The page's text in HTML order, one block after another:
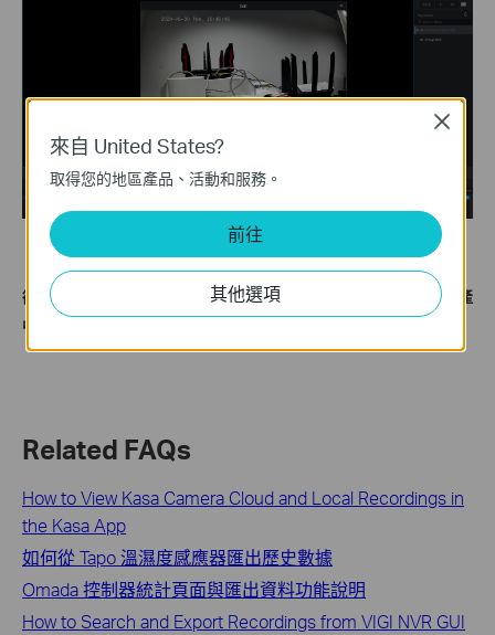
欲了解更多功能和設定詳情，請至技術支援-檔案下載
下載您的產
品使用手冊。
Related FAQs
How to View Kasa Camera Cloud and Local Recordings in
the Kasa App
如何從 Tapo 溫濕度感應器匯出歷史數據
Omada 控制器統計頁面與匯出資料功能說明
How to Search and Export Recordings from VIGI NVR GUI
來自 United States?
取得您的地區產品、活動和服務。
前往
其他選項
Close